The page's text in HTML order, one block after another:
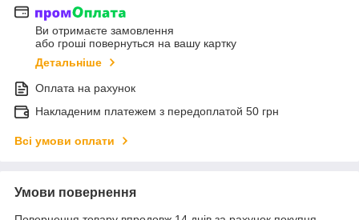
Ви отримаєте замовлення
або гроші повернуться на вашу картку
Детальніше
Оплата на рахунок
Накладеним платежем з передоплатой 50 грн
Всі умови оплати
Умови повернення